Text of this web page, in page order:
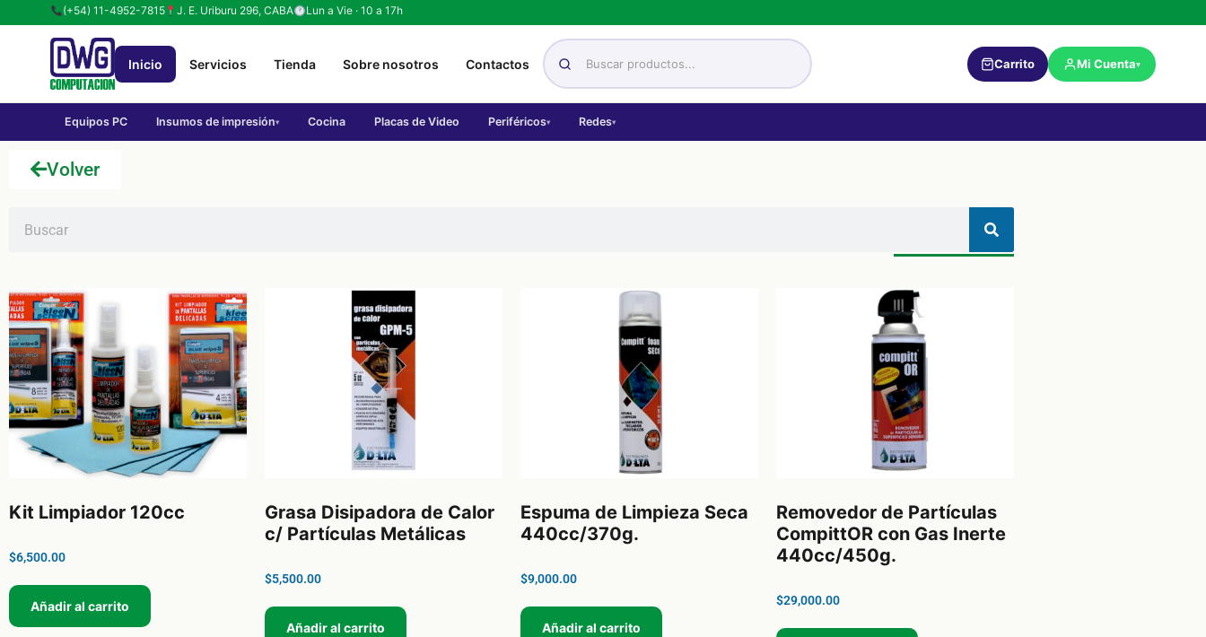
(+54) 11-4952-7815 J. E. Uriburu 296, CABA Lun a Vie · 10 a 17h
Inicio Servicios Tienda Sobre nosotros Contactos Carrito Mi Cuenta▾
Equipos PC Insumos de impresión▾ Cocina Placas de Video Periféricos▾ Redes▾
Volver
Kit Limpiador 120cc
$6,500.00
Añadir al carrito
Grasa Disipadora de Calor
c/ Partículas Metálicas
$5,500.00
Añadir al carrito
Espuma de Limpieza Seca
440cc/370g.
$9,000.00
Añadir al carrito
Removedor de Partículas
CompittOR con Gas Inerte
440cc/450g.
$29,000.00